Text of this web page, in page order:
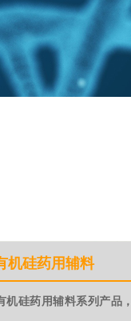
机硅药用辅料
机硅药用辅料系列产品